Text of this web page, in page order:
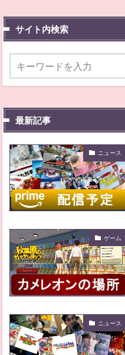
サイト内検索
最新記事
ニュース
ゲーム
ニュース